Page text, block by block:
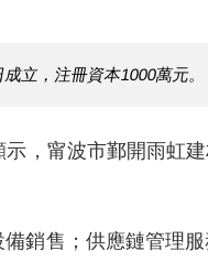
立，注冊資本1000萬元。
，甯波市鄞開雨虹
銷售；供應鏈管理